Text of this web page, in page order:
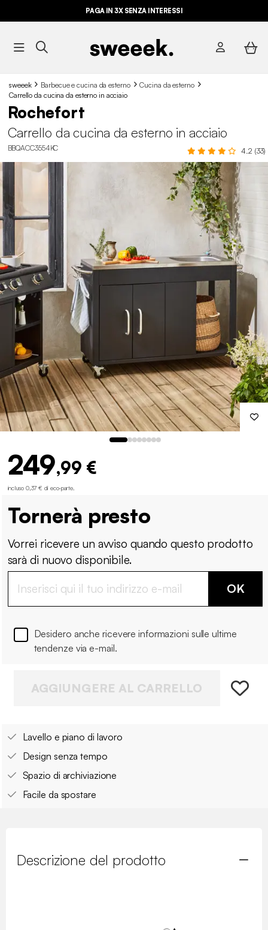
PAGA IN 3X SENZA INTERESSI
sweeek Barbecue e cucina da esterno
Cucina da esterno
Carrello da cucina da esterno in acciaio
Rochefort
Carrello da cucina da esterno in acciaio
BBQACC3554KC 4.2 (33)
249,99 €
incluso 0,37 € di eco-parte.
Tornerà presto
Vorrei ricevere un avviso quando questo prodotto
sarà di nuovo disponibile.
OK
Desidero anche ricevere informazioni sulle ultime
tendenze via e-mail.
AGGIUNGERE AL CARRELLO
Lavello e piano di lavoro
Design senza tempo
Spazio di archiviazione
Facile da spostare
Descrizione del prodotto